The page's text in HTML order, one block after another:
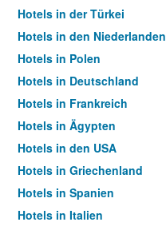
Hotels in der Türkei
Hotels in den Niederlanden
Hotels in Polen
Hotels in Deutschland
Hotels in Frankreich
Hotels in Ägypten
Hotels in den USA
Hotels in Griechenland
Hotels in Spanien
Hotels in Italien